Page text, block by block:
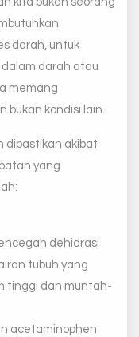
darah, untuk
darah atau
memang
bukan kondisi lain.
dipastikan akibat
yang
dehidrasi
tubuh yang
tinggi dan muntah-
acetaminophen